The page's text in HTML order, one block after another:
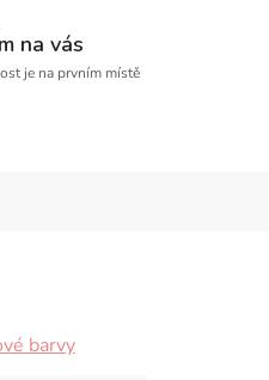
na vás
je na prvním místě
barvy